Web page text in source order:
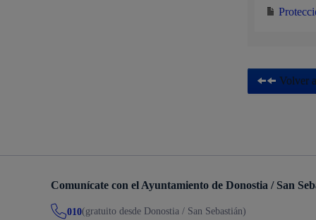
Volver
Comunícate con el Ayuntamiento de Donostia / San
010(gratuito desde Donostia / San Sebastián)